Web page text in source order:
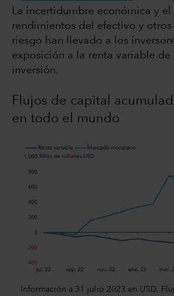
La incertidumbre económica y
rendimientos del efectivo y
riesgo han llevado a los
exposición a la renta variable de
inversión.
Flujos de capital
en todo el mundo
Información a 31 julio 2023 en USD.